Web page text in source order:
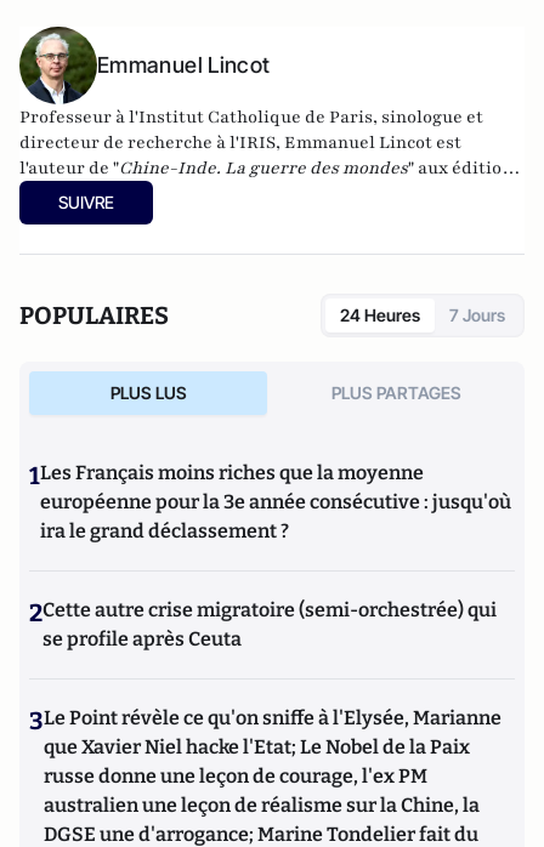
Emmanuel Lincot
Professeur à l'Institut Catholique de Paris, sinologue et
directeur de recherche à l'IRIS, Emmanuel Lincot est
l'auteur de "Chine-Inde. La guerre des mondes" aux éditions
Le Cerf (à paraître le 27 février).
SUIVRE
POPULAIRES 24 Heures 7 Jours
PLUS LUS PLUS PARTAGES
1Les Français moins riches que la moyenne
européenne pour la 3e année consécutive : jusqu'où
ira le grand déclassement ?
2Cette autre crise migratoire (semi-orchestrée) qui
se profile après Ceuta
3Le Point révèle ce qu'on sniffe à l'Elysée, Marianne
que Xavier Niel hacke l'Etat; Le Nobel de la Paix
russe donne une leçon de courage, l'ex PM
australien une leçon de réalisme sur la Chine, la
DGSE une d'arrogance; Marine Tondelier fait du